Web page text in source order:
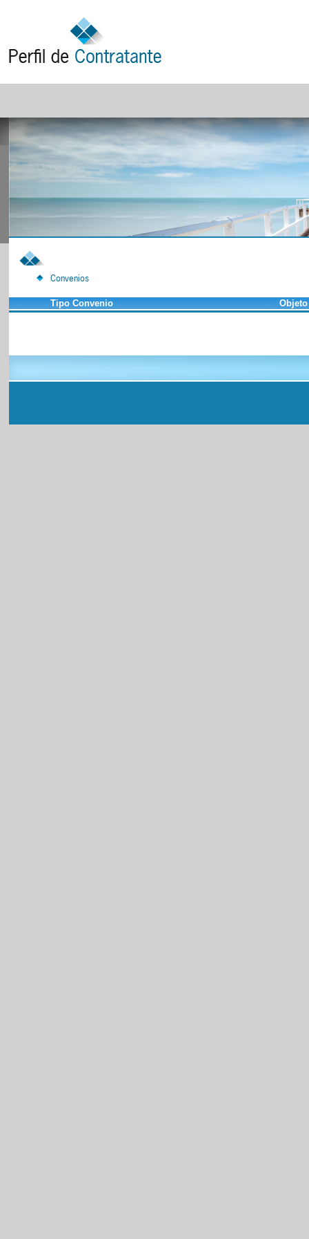
Convenios
Tipo Convenio Objeto